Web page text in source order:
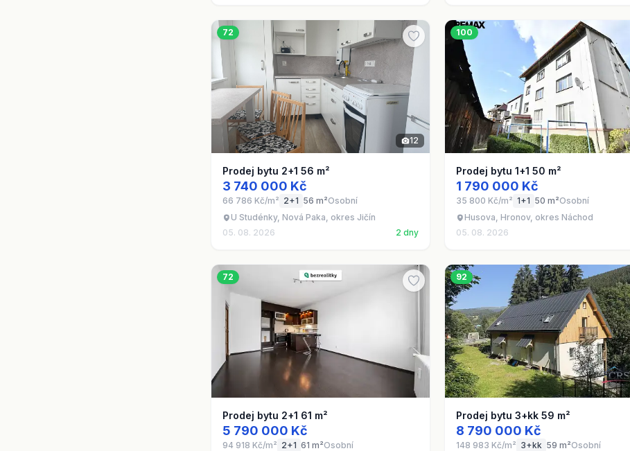
72
12
Prodej bytu 2+1 56 m²
3 740 000 Kč
66 786 Kč/m² 2+1 56 m²Osobní
U Studénky, Nová Paka, okres Jičín
05. 08. 2026
2 dny
100
Prodej bytu 1+1 50 m²
1 790 000 Kč
35 800 Kč/m² 1+1 50 m²Osobní
Husova, Hronov, okres Náchod
05. 08. 2026
72
Prodej bytu 2+1 61 m²
5 790 000 Kč
94 918 Kč/m² 2+1 61 m²Osobní
92
Prodej bytu 3+kk 59 m²
8 790 000 Kč
148 983 Kč/m² 3+kk 59 m²Osobní